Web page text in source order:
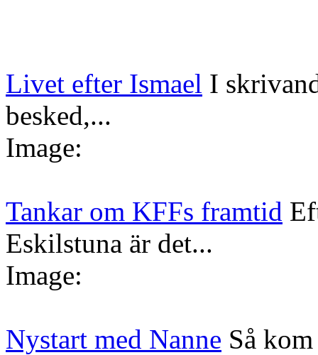
Livet efter Ismael I
besked,...
Image:
Tankar om KFFs framtid
Eskilstuna är det...
Image:
Nystart med Nanne Så